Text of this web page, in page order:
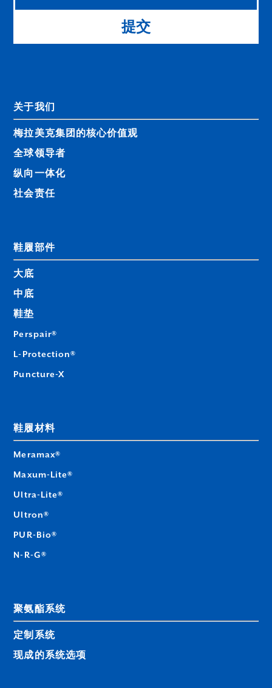
提交
关于我们
梅拉美克集团的核心价值观
全球领导者
纵向一体化
社会责任
鞋履部件
大底
中底
鞋垫
Perspair®
L-Protection®
Puncture-X
鞋履材料
Meramax®
Maxum-Lite®
Ultra-Lite®
Ultron®
PUR-Bio®
N-R-G®
聚氨酯系统
定制系统
现成的系统选项